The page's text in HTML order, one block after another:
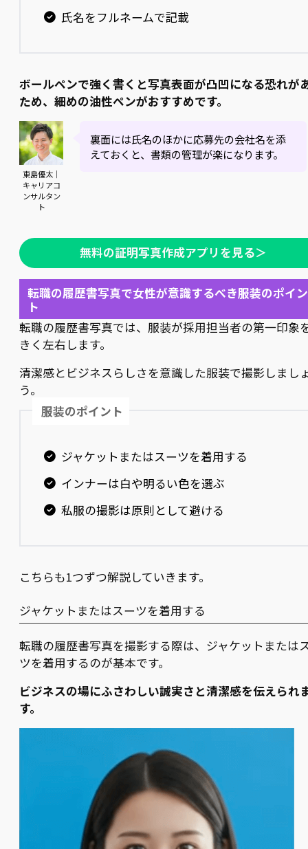
氏名をフルネームで記載
ボールペンで強く書くと写真表面が凸凹になる恐れが
ため、細めの油性ペンがおすすめです。
東島優太｜
キャリアコ
ンサルタン
ト
裏面には氏名のほかに応募先の会社名を添
えておくと、書類の管理が楽になります。
無料の証明写真作成アプリを見る＞
転職の履歴書写真で女性が意識するべき服装のポイン
ト
転職の履歴書写真では、服装が採用担当者の第一印象
きく左右します。
清潔感とビジネスらしさを意識した服装で撮影しまし
う。
服装のポイント
ジャケットまたはスーツを着用する
インナーは白や明るい色を選ぶ
私服の撮影は原則として避ける
こちらも1つずつ解説していきます。
ジャケットまたはスーツを着用する
転職の履歴書写真を撮影する際は、ジャケットまたは
ツを着用するのが基本です。
ビジネスの場にふさわしい誠実さと清潔感を伝えられ
す。